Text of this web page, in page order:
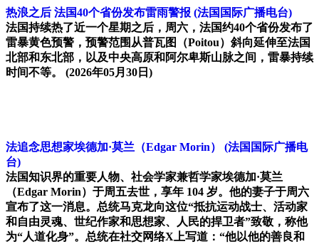
热浪之后 法国40个省份发布雷雨警报 (法国国际广播电台)
法国持续热了近一个星期之后，周六，法国约40个省份发布了
雷暴黄色预警，预警范围从普瓦图（Poitou）斜向延伸至法国
北部和东北部，以及中央高原和阿尔卑斯山脉之间，雷暴持续
时间不等。 (2026年05月30日)
法追念思想家埃德加·莫兰（Edgar Morin）
(法国国际广播电
台)
法国知识界的重要人物、社会学家兼哲学家埃德加·莫兰
（Edgar Morin）于周五去世，享年 104 岁。他的妻子于周六
宣布了这一消息。总统马克龙向这位“抵抗运动战士、活动家
和自由灵魂、世纪作家和思想家、人民的捍卫者”致敬，称他
为“人道化身”。总统在社交网络X上写道：“他以他的善良和